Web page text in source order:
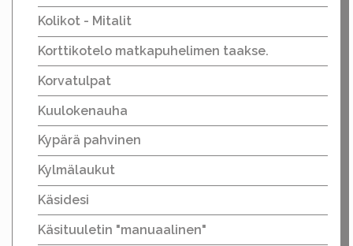
Kolikot - Mitalit
Korttikotelo matkapuhelimen taakse.
Korvatulpat
Kuulokenauha
Kypärä pahvinen
Kylmälaukut
Käsidesi
Käsituuletin "manuaalinen"